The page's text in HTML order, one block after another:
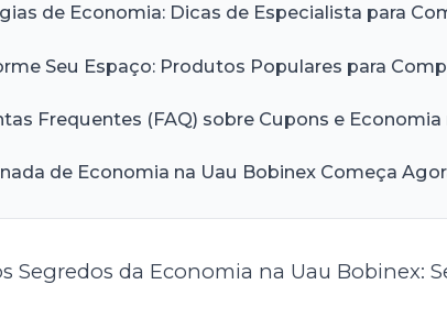
de Economia: Dicas de Especialista para
Seu Espaço: Produtos Populares para
Frequentes (FAQ) sobre Cupons e Economia
de Economia na Uau Bobinex Começa
Segredos da Economia na Uau Bobinex: